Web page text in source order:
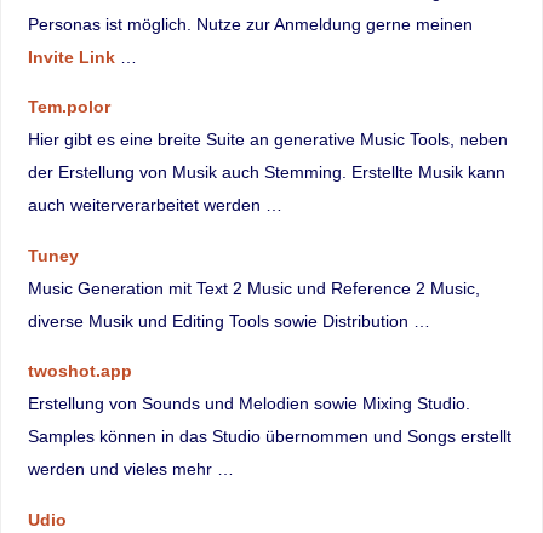
Personas ist möglich. Nutze zur Anmeldung gerne meinen
Invite Link…
Tem.polor
Hier gibt es eine breite Suite an generative Music Tools, neben
der Erstellung von Musik auch Stemming. Erstellte Musik kann
auch weiterverarbeitet werden …
Tuney
Music Generation mit Text 2 Music und Reference 2 Music,
diverse Musik und Editing Tools sowie Distribution …
twoshot.app
Erstellung von Sounds und Melodien sowie Mixing Studio.
Samples können in das Studio übernommen und Songs erstellt
werden und vieles mehr …
Udio